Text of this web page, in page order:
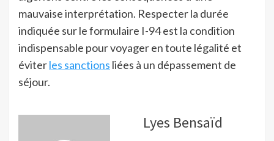
mauvaise interprétation. Respecter la durée
indiquée sur le formulaire I-94 est la condition
indispensable pour voyager en toute légalité et
éviterles sanctions liées à un dépassement de
séjour.
Lyes Bensaïd